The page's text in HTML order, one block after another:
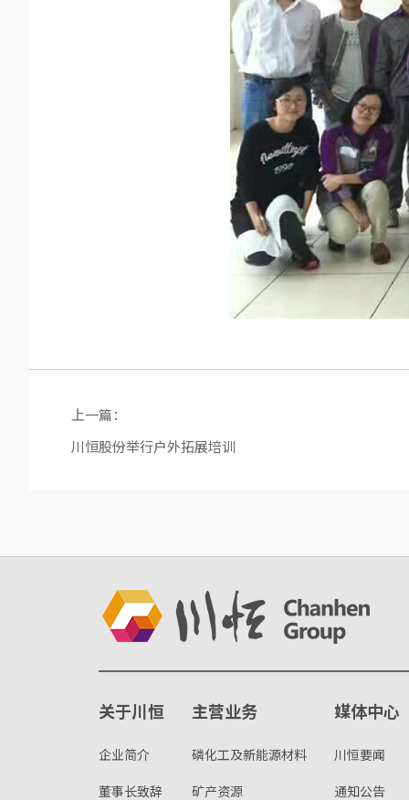
上一篇：
川恒股份举行户外拓展培训
关于川恒
企业简介
董事长致辞
主营业务
磷化工及新能源材料
矿产资源
媒体中心
川恒要闻
通知公告